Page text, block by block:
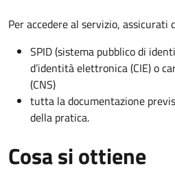
Per accedere al servizio, assicurati
SPID (sistema pubblico di
d’identità elettronica (CIE) o
(CNS)
tutta la documentazione
della pratica.
Cosa si ottiene